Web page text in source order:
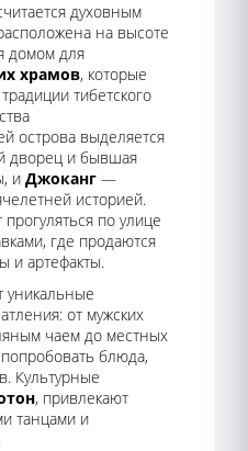
духовным
на высоте
домом для
храмов, которые
тибетского
острова выделяется
дворец и бывшая
и Джоканг —
историей.
по улице
где продаются
и артефакты.
уникальные
от мужских
чаем до местных
блюда,
Культурные
, привлекают
танцами и